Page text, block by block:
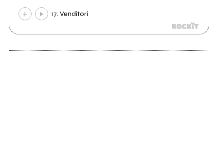
17. Venditori